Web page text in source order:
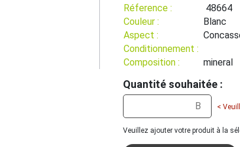
Réference :
48664
Couleur :
Blanc
Aspect :
Conditionnement :
Composition :
mineral
Quantité souhaitée :
<
Veuillez ajouter votre produit à la